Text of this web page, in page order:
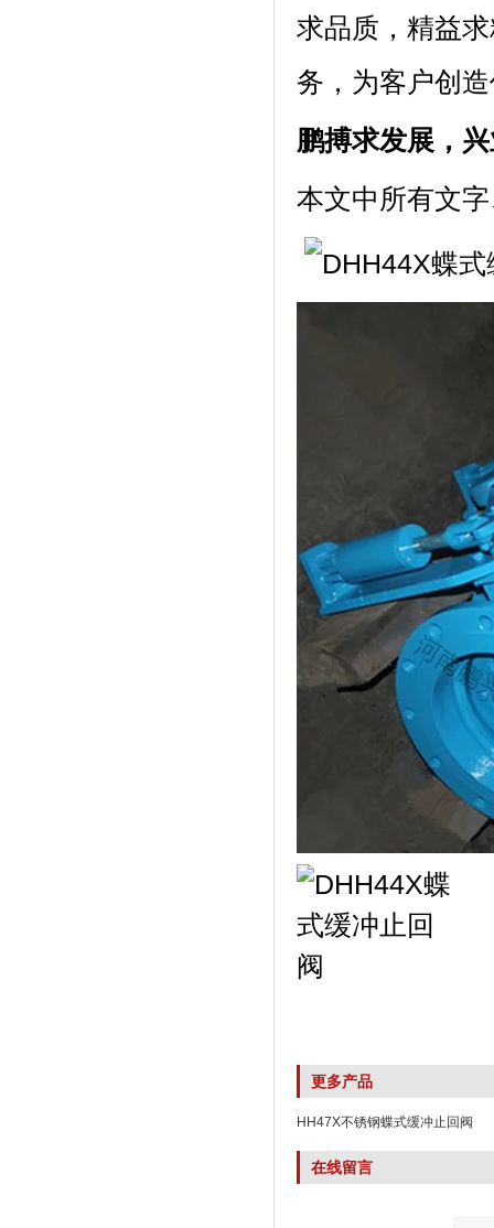
求品质，精益
务，为客户创
鹏搏求发展，
本文中所有文
更多产品
HH47X不锈钢蝶式缓冲止回阀
在线留言